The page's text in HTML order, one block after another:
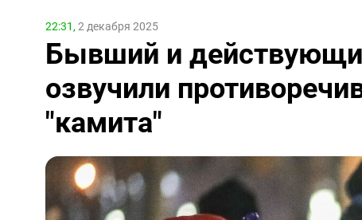
22:31, 2 декабря 2025
Бывший и
озвучили
"камита"